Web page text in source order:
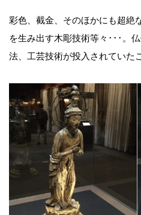
彩色、截金、そのほかにも超絶
を生み出す木彫技術等々･･･。
法、工芸技術が投入されていた